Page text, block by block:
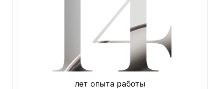
лет опыта работы